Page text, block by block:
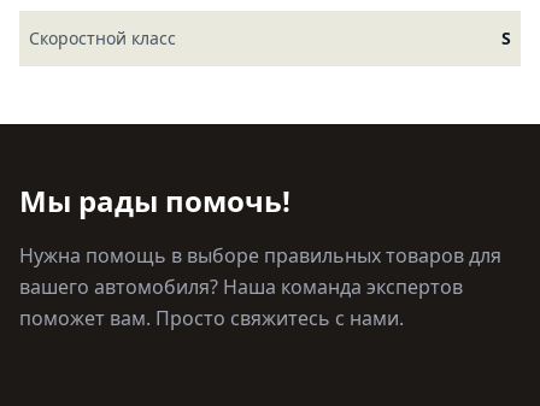
Скоростной класс S
Мы рады помочь!
Нужна помощь в выборе правильных товаров для
вашего автомобиля? Наша команда экспертов
поможет вам. Просто свяжитесь с нами.